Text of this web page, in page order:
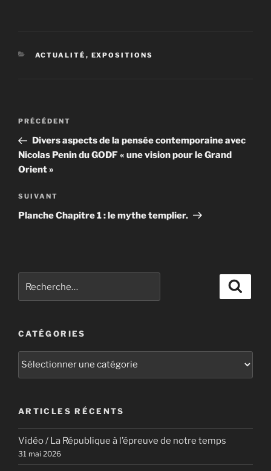
CATÉGORIES
ACTUALITÉ , EXPOSITIONS
Navigation
l’article
Article
précédent
PRÉCÉDENT
Divers aspects de la pensée contemporaine avec
Nicolas Penin du GODF « une vision pour le Grand
Orient »
Article
suivant
SUIVANT
Planche Chapitre 1 : le mythe templier.
pour
CATÉGORIES
Catégories
ARTICLES RÉCENTS
Vidéo / La République à l’épreuve de notre temps
31 mai 2026